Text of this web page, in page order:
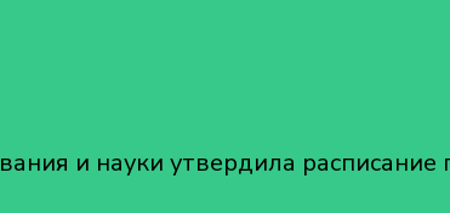
и науки утвердила